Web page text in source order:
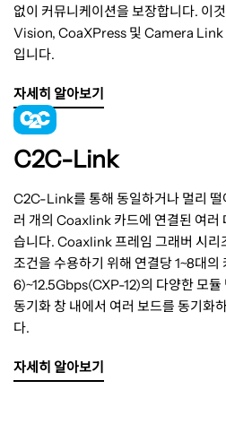
없이 커뮤니케이션을 보장합니다. 이
Vision, CoaXPress 및 Camera Link
입니다.
자세히 알아보기
C2C-Link
C2C-Link를 통해 동일하거나 멀리 떨
러 개의 Coaxlink 카드에 연결된 여러
습니다. Coaxlink 프레임 그래버 시리
조건을 수용하기 위해 연결당 1~8대
6)~12.5Gbps(CXP-12)의 다양한 모듈
동기화 창 내에서 여러 보드를 동기화
다.
자세히 알아보기